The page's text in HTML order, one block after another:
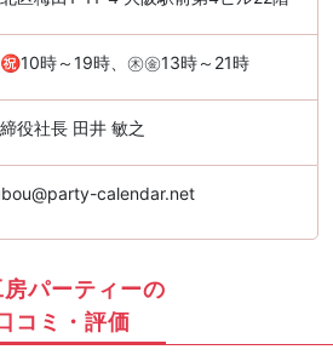
10時～19時、㊍㊎13時～21時
役社長 田井 敏之
calendar.net
パーティーの
コミ・評価